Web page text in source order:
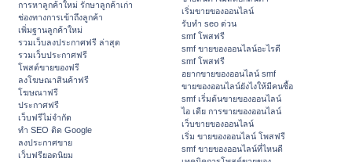
การหาลูกค้าใหม่ รักษาลูกค้าเก่า
ช่องทางการเข้าถึงลูกค้า
เพิ่มฐานลูกค้าใหม่
รวมเว็บลงประกาศฟรี ล่าสุด
รวมเว็บประกาศฟรี
โพสต์ขายของฟรี
ลงโฆษณาสินค้าฟรี
โฆษณาฟรี
ประกาศฟรี
เว็บฟรีไม่จำกัด
ทำ SEO ติด Google
ลงประกาศขาย
เว็บฟรียอดนิยม
เริ่มขายของออนไลน์
รับทำ seo ด่วน
smf โพสฟรี
smf ขายของออนไลน์อะไรดี
smf โพสฟรี
อยากขายของออนไลน์ smf
ขายของออนไลน์ยังไงให้มีคนซื้อ
smf เริ่มต้นขายของออนไลน์
ไอ เดีย การขายของออนไลน์
เว็บขายของออนไลน์
เริ่ม ขายของออนไลน์ โพสฟรี
smf ขายของออนไลน์ที่ไหนดี